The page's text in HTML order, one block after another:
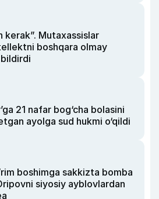
kerak”. Mutaxassislar
boshqara olmay
21 nafar bog‘cha bolasini
ayolga sud hukmi o‘qildi
boshimga sakkizta bomba
siyosiy ayblovlardan